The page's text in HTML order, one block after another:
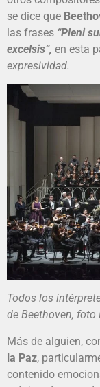
se dice que
las frases “Pleni
excelsis”, en esta
expresividad.
Todos los
de Beethoven, foto
Más de alguien,
la Paz,
contenido